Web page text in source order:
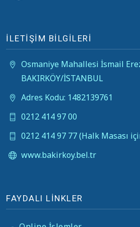
İLETİŞİM BİLGİLERİ
Osmaniye Mahallesi İsmail
BAKIRKÖY/İSTANBUL
Adres Kodu: 1482139761
0212 414 97 00
0212 414 97 77 (Halk Masası
www.bakirkoy.bel.tr
FAYDALI LİNKLER